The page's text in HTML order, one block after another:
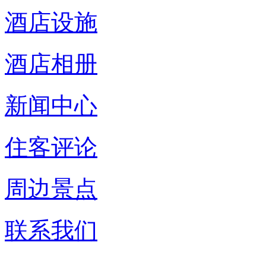
酒店设施
酒店相册
新闻中心
住客评论
周边景点
联系我们